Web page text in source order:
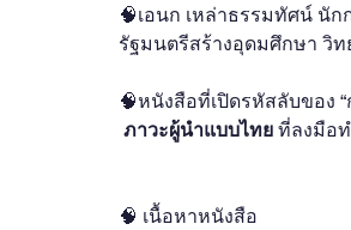
🧠เอนก​ เหล่าธรรมทัศน์​ นัก
รัฐมนตรี​สร้างอุดมศึกษา​ วิ
🧠หนังสือที่เปิดรหัสลับของ
ภาวะผู้นำแบบไทย ที่ลงมือ
🧠 เนื้อหาหนังสือ